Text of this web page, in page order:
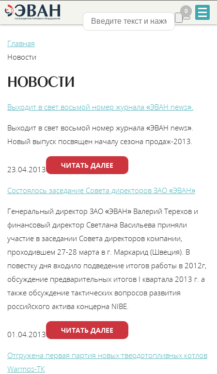
2-
Каталог
Найти магазин
монтажника
Сотрудничество
Нижний Новгород
0
0
Главная
Новости
НОВОСТИ
Выходит в свет восьмой номер журнала «ЭВАН news».
Выходит в свет восьмой номер журнала «ЭВАН news».
Новый выпуск посвящен началу сезона продаж-2013.
23.04.2013 ЧИТАТЬ ДАЛЕЕ
Состоялось заседание Совета директоров ЗАО «ЭВАН»
Генеральный директор ЗАО «ЭВАН» Валерий Терехов и
финансовый директор Светлана Васильева приняли
участие в заседании Совета директоров компании,
проходившем 27-28 марта в г. Маркарид (Швеция). В
повестку дня входило подведение итогов работы в 2012г,
обсуждение предварительных итогов I квартала 2013 г. а
также обсуждение тактических вопросов развития
российского актива концерна NIBE.
01.04.2013 ЧИТАТЬ ДАЛЕЕ
Отгружена первая партия новых твердотопливных котлов
Warmos-TК